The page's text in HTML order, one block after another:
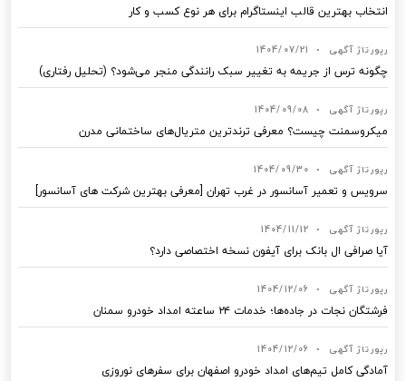
انتخاب بهترین قالب‌ اینستاگرام برای هر نوع کسب‌ و کار
رپورتاژ آگهی •
1404/07/21
چگونه ترس از جریمه به تغییر سبک رانندگی منجر می‌شود؟ (تحلیل رفتاری)
رپورتاژ آگهی •
1404/09/08
میکروسمنت چیست؟ معرفی ترندترین متریال‌های ساختمانی مدرن
رپورتاژ آگهی •
1404/09/30
سرویس و تعمیر آسانسور در غرب تهران [معرفی بهترین شرکت های آسانسور]
رپورتاژ آگهی •
1404/11/12
آیا صرافی ال بانک برای آیفون نسخه اختصاصی دارد؟
رپورتاژ آگهی •
1404/12/06
فرشتگان نجات در جاده‌ها؛ خدمات ۲۴ ساعته امداد خودرو سمنان
رپورتاژ آگهی •
1404/12/06
آمادگی کامل تیم‌های امداد خودرو اصفهان برای سفرهای نوروزی